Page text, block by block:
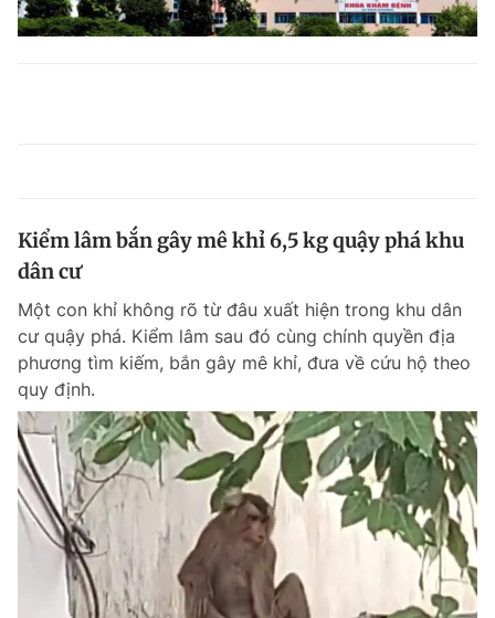
Kiểm lâm bắn gây mê khỉ 6,5 kg quậy phá khu
dân cư
Một con khỉ không rõ từ đâu xuất hiện trong khu dân
cư quậy phá. Kiểm lâm sau đó cùng chính quyền địa
phương tìm kiếm, bắn gây mê khỉ, đưa về cứu hộ theo
quy định.